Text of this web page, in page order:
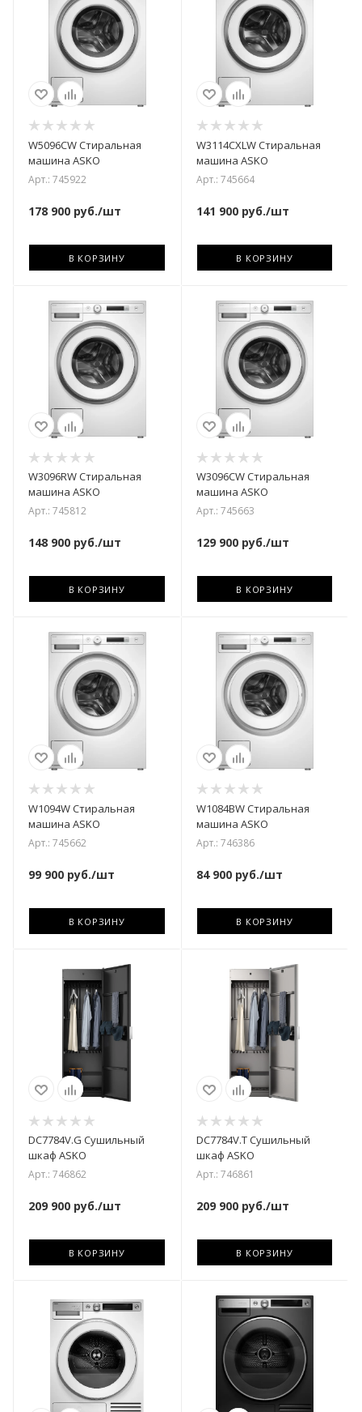
W5096CW Стиральная
машина ASKO
Арт.: 745922
178 900 руб./шт
В КОРЗИНУ
W3114CXLW Стиральная
машина ASKO
Арт.: 745664
141 900руб./шт
В КОРЗИНУ
W3096RW Стиральная
машина ASKO
Арт.: 745812
148 900 руб./шт
В КОРЗИНУ
W3096CW Стиральная
машина ASKO
Арт.: 745663
129 900руб./шт
В КОРЗИНУ
W1094W Стиральная
машина ASKO
Арт.: 745662
99 900 руб./шт
В КОРЗИНУ
W1084BW Стиральная
машина ASKO
Арт.: 746386
84 900руб./шт
В КОРЗИНУ
DC7784V.G Cушильный
шкаф ASKO
Арт.: 746862
209 900 руб./шт
В КОРЗИНУ
DC7784V.T Cушильный
шкаф ASKO
Арт.: 746861
209 900руб./шт
В КОРЗИНУ